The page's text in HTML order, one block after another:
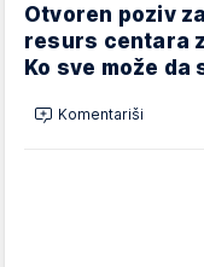
Otvoren poziv
resurs centara
Ko sve može da
Komentariši